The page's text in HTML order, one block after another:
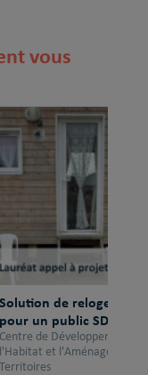
vous
Solution de relogement
pour un public SDF
Centre de Développement
l'Habitat et l'Aménagement
Territoires